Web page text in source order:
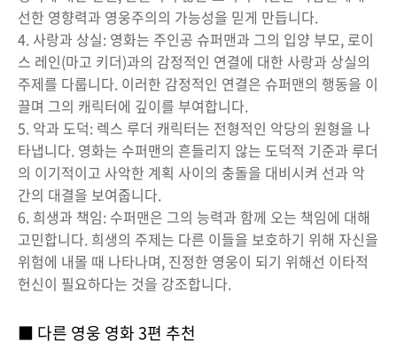
선한 영향력과 영웅주의의 가능성을 믿게 만듭니다.
4. 사랑과 상실: 영화는 주인공 슈퍼맨과 그의 입양 부모, 로이
스 레인(마고 키더)과의 감정적인 연결에 대한 사랑과 상실의
주제를 다룹니다. 이러한 감정적인 연결은 슈퍼맨의 행동을 이
끌며 그의 캐릭터에 깊이를 부여합니다.
5. 악과 도덕: 렉스 루더 캐릭터는 전형적인 악당의 원형을 나
타냅니다. 영화는 수퍼맨의 흔들리지 않는 도덕적 기준과 루더
의 이기적이고 사악한 계획 사이의 충돌을 대비시켜 선과 악
간의 대결을 보여줍니다.
6. 희생과 책임: 수퍼맨은 그의 능력과 함께 오는 책임에 대해
고민합니다. 희생의 주제는 다른 이들을 보호하기 위해 자신을
위험에 내몰 때 나타나며, 진정한 영웅이 되기 위해선 이타적
헌신이 필요하다는 것을 강조합니다.
■ 다른 영웅 영화 3편 추천